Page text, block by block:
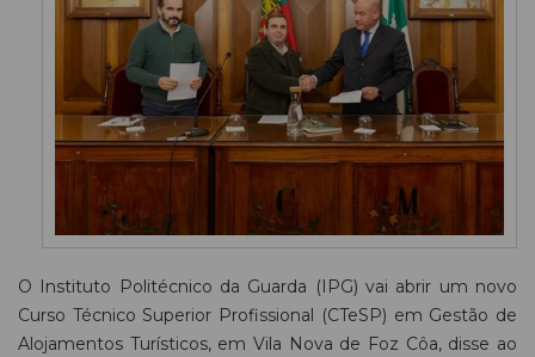
O Instituto Politécnico da Guarda (IPG) vai abrir um novo
Curso Técnico Superior Profissional (CTeSP) em Gestão de
Alojamentos Turísticos, em Vila Nova de Foz Côa, disse ao